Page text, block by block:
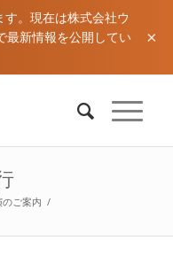
。現在は株式会社ウ
最新情報を公開してい
×
ご案内 /